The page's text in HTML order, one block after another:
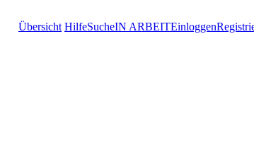
Übersicht HilfeSucheIN ARBEITEinloggen